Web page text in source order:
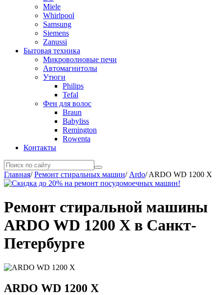
Miele
Whirlpool
Samsung
Siemens
Zanussi
Бытовая техника
Микроволновые печи
Автомагнитолы
Утюги
Philips
Tefal
Фен для волос
Braun
Babyliss
Remington
Rowenta
Контакты
Главная/Ремонт стиральных машин/ Ardo/ARDO WD 1200 X
Ремонт стиральной машины
ARDO WD 1200 X в Санкт-
Петербурге
ARDO WD 1200 X